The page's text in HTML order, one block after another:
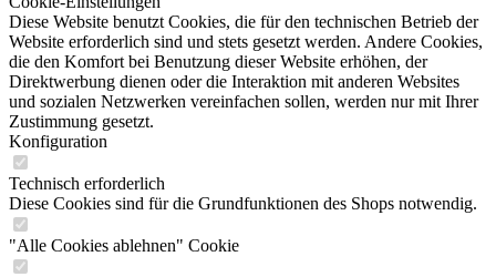
Diese Website benutzt Cookies, die für den technischen Betrieb der
Website erforderlich sind und stets gesetzt werden. Andere Cookies,
die den Komfort bei Benutzung dieser Website erhöhen, der
Direktwerbung dienen oder die Interaktion mit anderen Websites
und sozialen Netzwerken vereinfachen sollen, werden nur mit Ihrer
Zustimmung gesetzt.
Konfiguration
Technisch erforderlich
Diese Cookies sind für die Grundfunktionen des Shops notwendig.
"Alle Cookies ablehnen" Cookie